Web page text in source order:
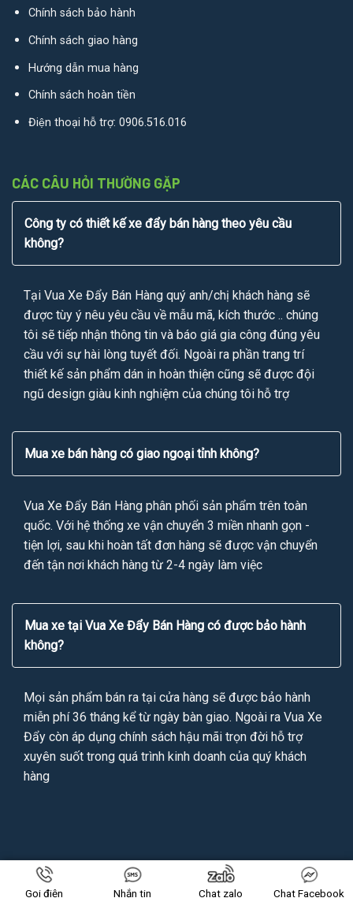
Chính sách bảo hành
Chính sách giao hàng
Hướng dẫn mua hàng
Chính sách hoàn tiền
Điện thoại hỗ trợ: 0906.516.016
CÁC CÂU HỎI THƯỜNG GẶP
Công ty có thiết kế xe đẩy bán hàng theo yêu cầu
không?
Tại Vua Xe Đẩy Bán Hàng quý anh/chị khách hàng sẽ
được tùy ý nêu yêu cầu về mẫu mã, kích thước .. chúng
tôi sẽ tiếp nhận thông tin và báo giá gia công đúng yêu
cầu với sự hài lòng tuyết đối. Ngoài ra phần trang trí
thiết kế sản phẩm dán in hoàn thiện cũng sẽ được đội
ngũ design giàu kinh nghiệm của chúng tôi hỗ trợ
Mua xe bán hàng có giao ngoại tỉnh không?
Vua Xe Đẩy Bán Hàng phân phối sản phẩm trên toàn
quốc. Với hệ thống xe vận chuyển 3 miền nhanh gọn -
tiện lợi, sau khi hoàn tất đơn hàng sẽ được vận chuyển
đến tận nơi khách hàng từ 2-4 ngày làm việc
Mua xe tại Vua Xe Đẩy Bán Hàng có được bảo hành
không?
Mọi sản phẩm bán ra tại cửa hàng sẽ được bảo hành
miễn phí 36 tháng kể từ ngày bàn giao. Ngoài ra Vua Xe
Đẩy còn áp dụng chính sách hậu mãi trọn đời hỗ trợ
xuyên suốt trong quá trình kinh doanh của quý khách
hàng
Copyright 2026 © VUAXEDAYBANHANG.VNAll Rights Reserved
Gọi điện Nhắn tin Chat zalo Chat Facebook